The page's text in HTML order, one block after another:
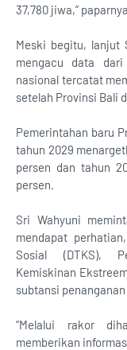
37,780 jiwa,”
Meski begitu, lanjut
mengacu data
nasional tercatat
setelah Provinsi Bali
Pemerintahan baru
tahun 2029
persen dan tahun
persen.
Sri Wahyuni
mendapat
Sosial (DTKS),
Kemiskinan
subtansi
“Melalui rakor
memberikan